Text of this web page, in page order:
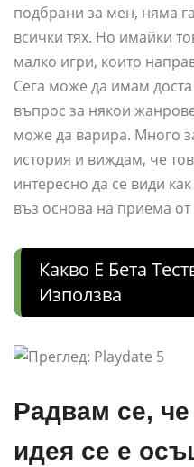
подбрани за мен, няма
всички тях. Но имайки
малко игри, които
Сега може да имам доста
въпрос за някои
може да варира. Много
история и виждам, че
интересно да се види
въз основа на приема
Какво Е Бета
Използва
Радвам се,
идея се е